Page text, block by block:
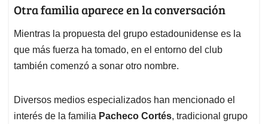
Otra familia aparece en la conversación
Mientras la propuesta del grupo estadounidense es la
que más fuerza ha tomado, en el entorno del club
también comenzó a sonar otro nombre.
Diversos medios especializados han mencionado el
interés de la familia Pacheco Cortés, tradicional grupo